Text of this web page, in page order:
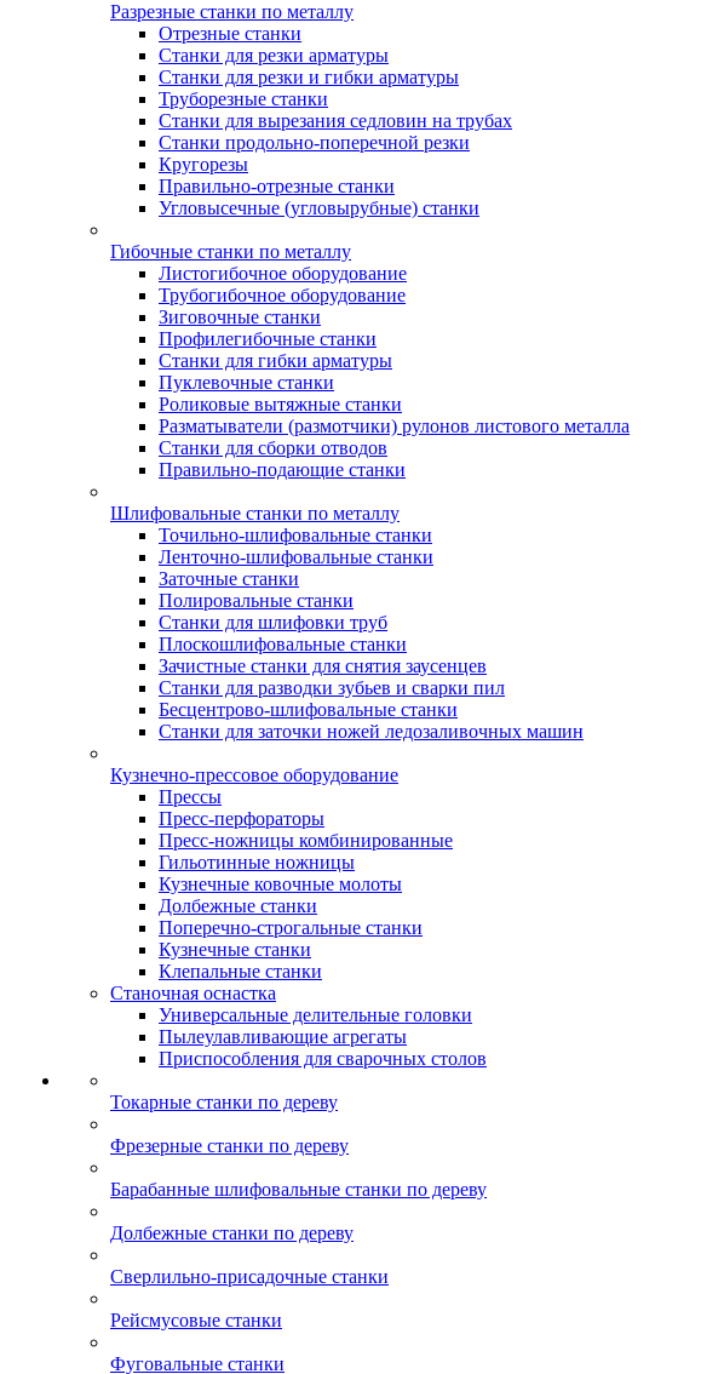
Разрезные станки по металлу
Отрезные станки
Станки для резки арматуры
Станки для резки и гибки арматуры
Труборезные станки
Станки для вырезания седловин на трубаx
Станки продольно-поперечной резки
Кругорезы
Правильно-отрезные станки
Угловысечные (угловырубные) станки
Гибочные станки по металлу
Листогибочное оборудование
Трубогибочное оборудование
Зиговочные станки
Профилегибочные станки
Станки для гибки арматуры
Пуклевочные станки
Роликовые вытяжные станки
Разматыватели (размотчики) рулонов листового металла
Станки для сборки отводов
Правильно-подающие станки
Шлифовальные станки по металлу
Точильно-шлифовальные станки
Ленточно-шлифовальные станки
Заточные станки
Полировальные станки
Станки для шлифовки труб
Плоскошлифовальные станки
Зачистные станки для снятия заусенцев
Станки для разводки зубьев и сварки пил
Бесцентрово-шлифовальные станки
Станки для заточки ножей ледозаливочных машин
Кузнечно-прессовое оборудование
Прессы
Пресс-перфораторы
Пресс-ножницы комбинированные
Гильотинные ножницы
Кузнечные ковочные молоты
Долбежные станки
Поперечно-строгальные станки
Кузнечные станки
Клепальные станки
Станочная оснастка
Универсальные делительные головки
Пылеулавливающие агрегаты
Приспособления для сварочных столов
Токарные станки по дереву
Фрезерные станки по дереву
Барабанные шлифовальные станки по дереву
Долбежные станки по дереву
Сверлильно-присадочные станки
Рейсмусовые станки
Фуговальные станки